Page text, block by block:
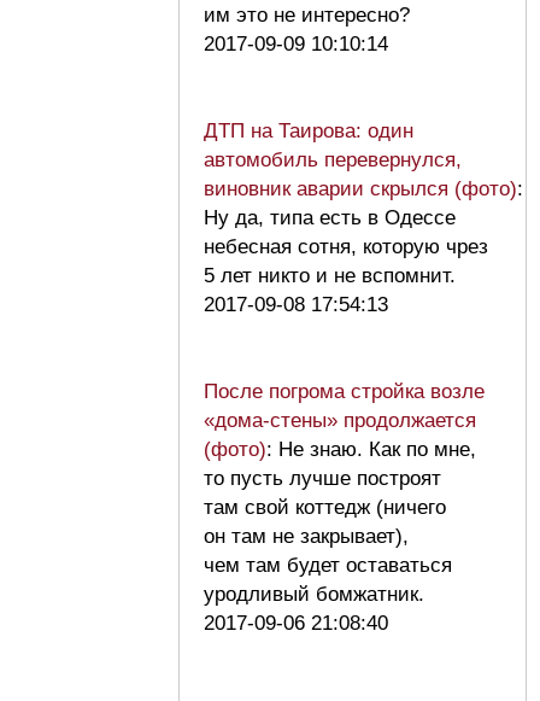
им это не интересно?
2017-09-09 10:10:14
ДТП на Таирова: один
автомобиль перевернулся,
виновник аварии скрылся (фото):
Ну да, типа есть в Одессе
небесная сотня, которую чрез
5 лет никто и не вспомнит.
2017-09-08 17:54:13
После погрома стройка возле
«дома-стены» продолжается
(фото): Не знаю. Как по мне,
то пусть лучше построят
там свой коттедж (ничего
он там не закрывает),
чем там будет оставаться
уродливый бомжатник.
2017-09-06 21:08:40